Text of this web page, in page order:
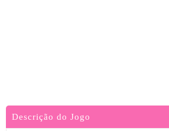
Descrição do Jogo